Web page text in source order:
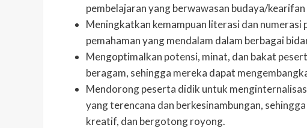
pembelajaran yang berwawasan budaya/kearifan
Meningkatkan kemampuan literasi dan
pemahaman yang mendalam dalam berbagai
Mengoptimalkan potensi, minat, dan bakat
beragam, sehingga mereka dapat
Mendorong peserta didik untuk
yang terencana dan berkesinambungan,
kreatif, dan bergotong royong.